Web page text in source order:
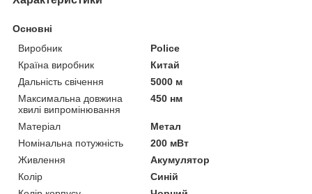
Основні
Виробник
Police
Країна виробник
Китай
Дальність свічення
5000 м
Максимальна довжина
хвилі випромінювання
450 нм
Матеріал
Метал
Номінальна потужність
200 мВт
Живлення
Акумулятор
Колір
Синій